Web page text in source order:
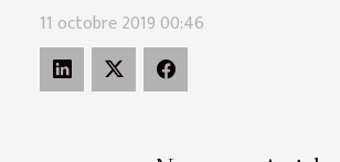
11 octobre 2019 00:46